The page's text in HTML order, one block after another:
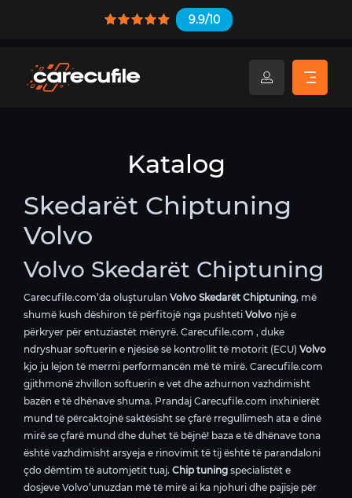
9.9/10
Katalog
Skedarët Chiptuning
Volvo
Volvo Skedarët Chiptuning
Carecufile.com’da oluşturulan Volvo Skedarët Chiptuning, më
shumë kush dëshiron të përfitojë nga pushteti Volvo një e
përkryer për entuziastët mënyrë. Carecufile.com , duke
ndryshuar softuerin e njësisë së kontrollit të motorit (ECU) Volvo
kjo ju lejon të merrni performancën më të mirë. Carecufile.com
gjithmonë zhvillon softuerin e vet dhe azhurnon vazhdimisht
bazën e të dhënave shuma. Prandaj Carecufile.com inxhinierët
mund të përcaktojnë saktësisht se çfarë rregullimesh ata e dinë
mirë se çfarë mund dhe duhet të bëjnë! baza e të dhënave tona
është vazhdimisht arsyeja e rinovimit të tij është të parandaloni
çdo dëmtim të automjetit tuaj. Chip tuning specialistët e
dosjeve Volvo’unuzdan më të mirë ai ka njohuri dhe pajisje për